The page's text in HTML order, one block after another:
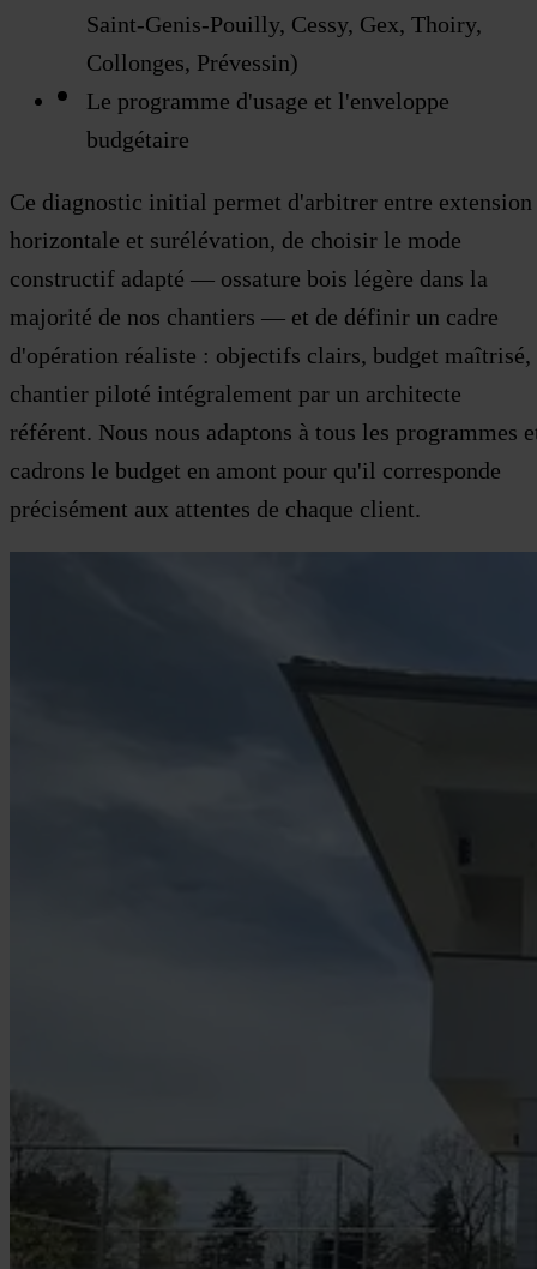
Saint-Genis-Pouilly, Cessy, Gex, Thoiry,
Collonges, Prévessin)
Le programme d'usage et l'enveloppe
budgétaire
Ce diagnostic initial permet d'arbitrer entre extension
horizontale et surélévation, de choisir le mode
constructif adapté — ossature bois légère dans la
majorité de nos chantiers — et de définir un cadre
d'opération réaliste : objectifs clairs, budget maîtrisé,
chantier piloté intégralement par un architecte
référent. Nous nous adaptons à tous les programmes
cadrons le budget en amont pour qu'il corresponde
précisément aux attentes de chaque client.